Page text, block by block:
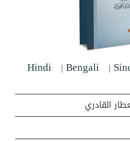
Hindi | Bengali |
القادري